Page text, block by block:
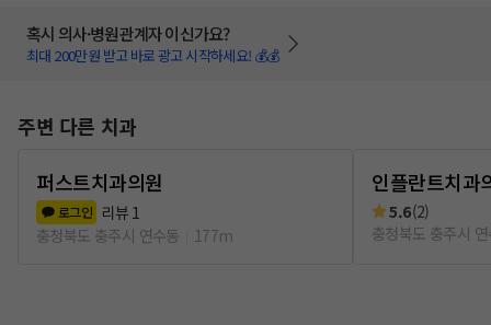
혹시 의사·병원관계자 이신가요?
최대 200만원 받고 바로 광고 시작하세요! 💰💰
주변 다른 치과
퍼스트치과의원
로그인 리뷰 1
충청북도 충주시 연수동
177m
인플란트치과
5.6(2)
충청북도 충주시